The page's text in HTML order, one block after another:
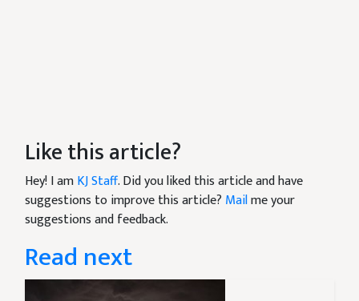
Like this article?
Hey! I amKJ Staff. Did you liked this article and have
suggestions to improve this article? Mailme your
suggestions and feedback.
Read next